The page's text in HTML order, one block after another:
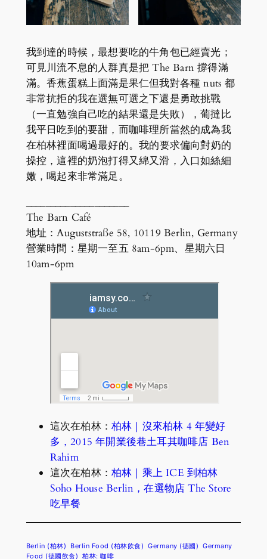
我到達的時候，最想要吃的牛角包已經賣光；
可見川流不息的人群真是把 The Barn 撐得滿
滿。香蕉蛋糕上面滿是果仁但我對各種 nuts 都
非常抗拒的我在選無可選之下還是勇敢挑戰
（一直勉強自己吃的結果還是失敗），葡撻比
我平日吃到的要甜，而咖啡理所當然的成為我
在柏林裡面喝過最好的。我的要求偏向對奶的
操控，這裡的奶泡打得又綿又滑，入口如絲細
嫩，喝起來非常滿足。
The Barn Café
地址：Auguststraße 58, 10119 Berlin, Germany
營業時間：星期一至五 8am-6pm、星期六日
10am-6pm
這次在柏林：柏林｜沒來柏林 4 年變好
多，2015 年開業後巷土耳其咖啡店 Ben
Rahim
這次在柏林：柏林｜乘上 ICE 到柏林
Soho House Berlin，在選物店 The Store
吃早餐
Berlin (柏林) Berlin Food (柏林飲食) Germany (德國) Germany
Food (德國飲食) 柏林: 咖啡